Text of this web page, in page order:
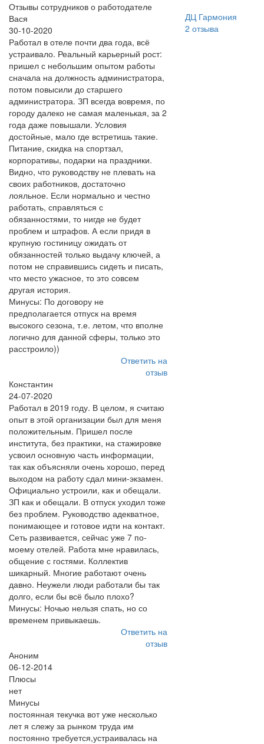
Отзывы сотрудников о работодателе
Вася
30-10-2020
Работал в отеле почти два года, всё
устраивало. Реальный карьерный рост:
пришел с небольшим опытом работы
сначала на должность администратора,
потом повысили до старшего
администратора. ЗП всегда вовремя, по
городу далеко не самая маленькая, за 2
года даже повышали. Условия
достойные, мало где встретишь такие.
Питание, скидка на спортзал,
корпоративы, подарки на праздники.
Видно, что руководству не плевать на
своих работников, достаточно
лояльное. Если нормально и честно
работать, справляться с
обязанностями, то нигде не будет
проблем и штрафов. А если придя в
крупную гостиницу ожидать от
обязанностей только выдачу ключей, а
потом не справившись сидеть и писать,
что место ужасное, то это совсем
другая история.
Минусы: По договору не
предполагается отпуск на время
высокого сезона, т.е. летом, что вполне
логично для данной сферы, только это
расстроило))
Ответить на
отзыв
Константин
24-07-2020
Работал в 2019 году. В целом, я считаю
опыт в этой организации был для меня
положительным. Пришел после
института, без практики, на стажировке
усвоил основную часть информации,
так как объясняли очень хорошо, перед
выходом на работу сдал мини-экзамен.
Официально устроили, как и обещали.
ЗП как и обещали. В отпуск уходил тоже
без проблем. Руководство адекватное,
понимающее и готовое идти на контакт.
Сеть развивается, сейчас уже 7 по-
моему отелей. Работа мне нравилась,
общение с гостями. Коллектив
шикарный. Многие работают очень
давно. Неужели люди работали бы так
долго, если бы всё было плохо?
Минусы: Ночью нельзя спать, но со
временем привыкаешь.
Ответить на
отзыв
Аноним
06-12-2014
Плюсы
нет
Минусы
постоянная текучка вот уже несколько
лет я слежу за рынком труда им
постоянно требуется,устраивалась на
ДЦ Гармония
2 отзыва